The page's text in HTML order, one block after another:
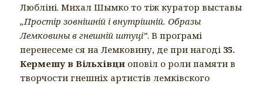
Любліні. Михал Шымко то тіж куратор выставы
„Простір зовнішній і внутрішній. Образы
Лемковины в гнешній штуці”. В проґрамі
перенесеме ся на Лемковину, де при нагоді35.
Кермешу в Вільхівци оповіл о роли памяти в
творчости гнешніх артистів лемківского